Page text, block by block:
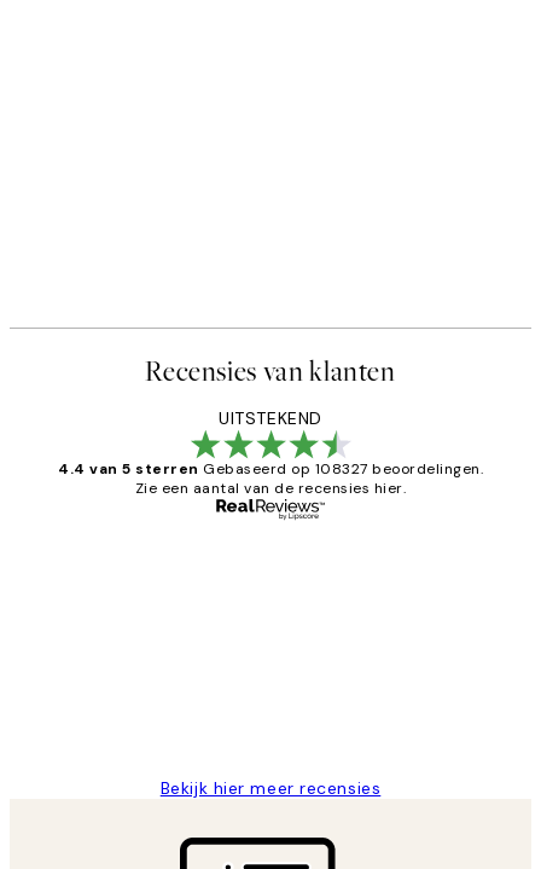
Recensies van klanten
UITSTEKEND
4.4 van 5 sterren Gebaseerd op 108327 beoordelingen.
Zie een aantal van de recensies hier.
Bekijk hier meer recensies